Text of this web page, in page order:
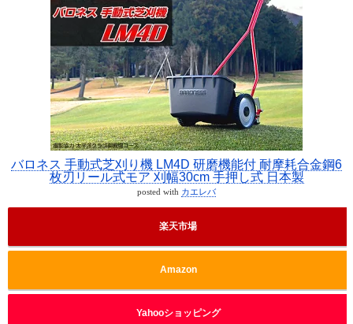
バロネス 手動式芝刈り機 LM4D 研磨機能付 耐摩耗合金鋼6
枚刃リール式モア 刈幅30cm 手押し式 日本製
posted with カエレバ
楽天市場
Amazon
Yahooショッピング